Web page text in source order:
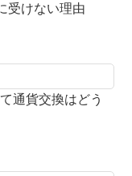
受けない理由
通貨交換はどう